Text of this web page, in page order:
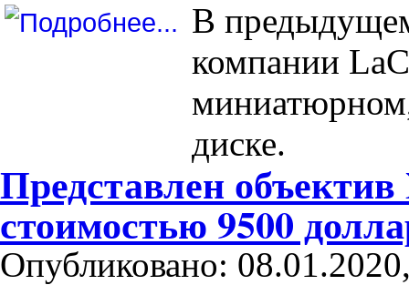
В
компании
диске.
Представлен
стоимостью 9500
Опубликовано: